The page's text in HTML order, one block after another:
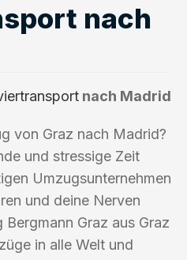
nach
nach Madrid
von Graz nach Madrid?
und stressige Zeit
Umzugsunternehmen
und deine Nerven
Graz aus Graz
in alle Welt und